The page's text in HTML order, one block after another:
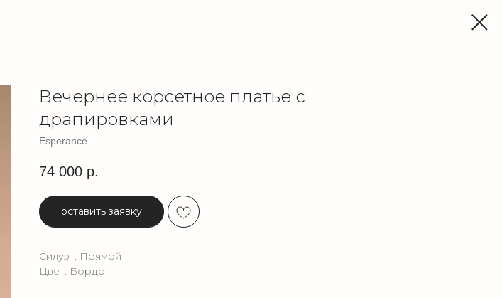
Вечернее корсетное платье с
драпировками
Esperance
74 000 р.
оставить заявку
Силуэт: Прямой
Цвет: Бордо